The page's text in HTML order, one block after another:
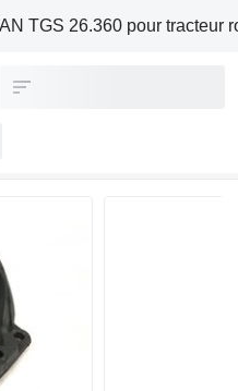
TGS 26.360 pour tracteur